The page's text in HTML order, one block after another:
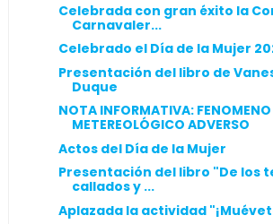
Celebrada con gran éxito la
Carnavaler...
Celebrado el Día de la Mujer
Presentación del libro de
Duque
NOTA INFORMATIVA: FENOMENO
METEREOLÓGICO ADVERSO
Actos del Día de la Mujer
Presentación del libro "De los
callados y ...
Aplazada la actividad